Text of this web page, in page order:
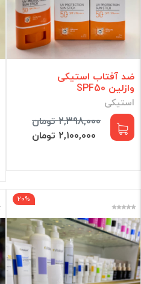
ضد آفتاب استیکی
وازلین SPF50
استیکی
2,398,000 تومان
2,100,000 تومان
20%